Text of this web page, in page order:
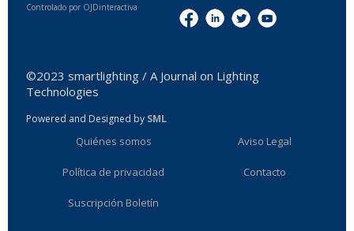
Controlado por OJDinteractiva
©2023 smartlighting / A Journal on Lighting
Technologies
Powered and Designed by SML
Quiénes somos Aviso Legal
Política de privacidad Contacto
Suscripción Boletín